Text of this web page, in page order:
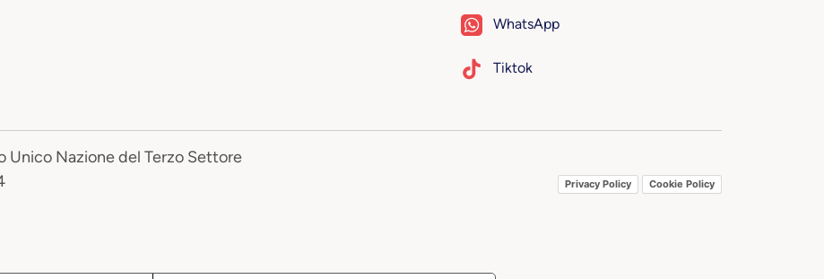
WhatsApp
Tiktok
Unico Nazione del Terzo Settore
Privacy Policy Cookie Policy